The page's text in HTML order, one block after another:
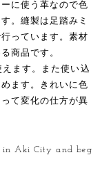
に使う革なので色
。縫製は足踏みミ
っています。素材
商品です。
ます。また使い込
ます。きれいに色
て変化の仕方が異
in Aki City and beg